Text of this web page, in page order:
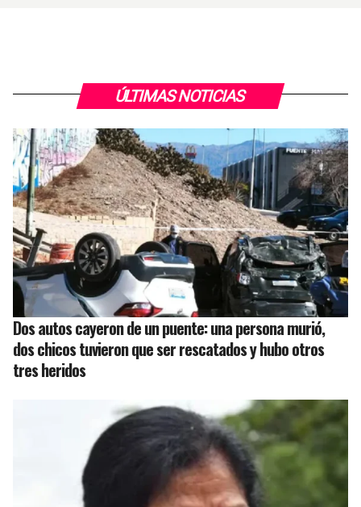
ÚLTIMAS NOTICIAS
Dos autos cayeron de un puente: una persona murió,
dos chicos tuvieron que ser rescatados y hubo otros
tres heridos